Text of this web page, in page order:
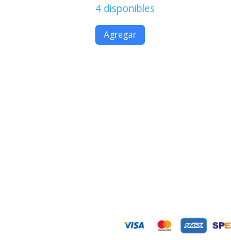
4 disponibles
Agregar